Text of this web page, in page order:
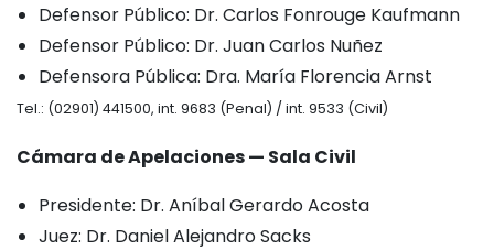
Defensor Público: Dr. Carlos Fonrouge Kaufmann
Defensor Público: Dr. Juan Carlos Nuñez
Defensora Pública: Dra. María Florencia Arnst
Tel.: (02901) 441500, int. 9683 (Penal) / int. 9533 (Civil)
Cámara de Apelaciones — Sala Civil
Presidente: Dr. Aníbal Gerardo Acosta
Juez: Dr. Daniel Alejandro Sacks